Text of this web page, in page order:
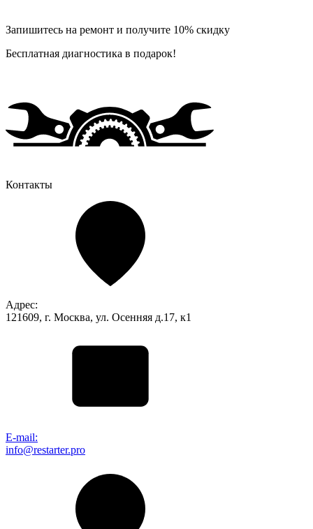
Запишитесь на ремонт и получите 10% скидку
Бесплатная диагностика в подарок!
Контакты
Адрес:
121609, г. Москва, ул. Осенняя д.17, к1
E-mail:
info@restarter.pro